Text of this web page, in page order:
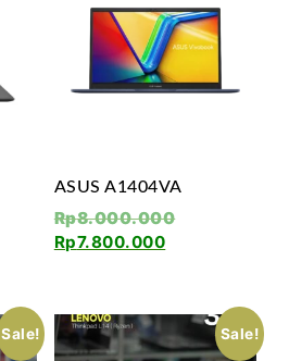
ASUS A1404VA
Rp8.000.000
Rp7.800.000
Sale! Sale!